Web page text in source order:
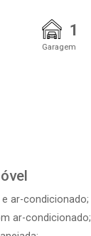
1
Garagem
ar-condicionado;
ar-condicionado;